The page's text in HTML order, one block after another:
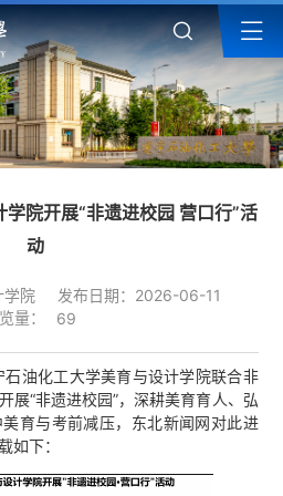
院开展“非遗进校园 营口行”活
动
学院
发布日期：2026-06-11
量：
69
油化工大学美育与设计学院联合非
展“非遗进校园”，深耕美育育人、弘
育与考前减压，东北新闻网对此进
如下：